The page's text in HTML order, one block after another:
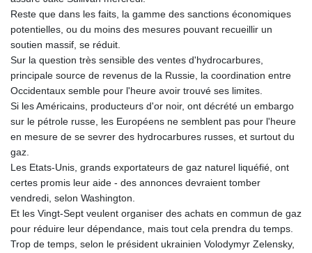
Reste que dans les faits, la gamme des sanctions économiques
potentielles, ou du moins des mesures pouvant recueillir un
soutien massif, se réduit.
Sur la question très sensible des ventes d'hydrocarbures,
principale source de revenus de la Russie, la coordination entre
Occidentaux semble pour l'heure avoir trouvé ses limites.
Si les Américains, producteurs d'or noir, ont décrété un embargo
sur le pétrole russe, les Européens ne semblent pas pour l'heure
en mesure de se sevrer des hydrocarbures russes, et surtout du
gaz.
Les Etats-Unis, grands exportateurs de gaz naturel liquéfié, ont
certes promis leur aide - des annonces devraient tomber
vendredi, selon Washington.
Et les Vingt-Sept veulent organiser des achats en commun de gaz
pour réduire leur dépendance, mais tout cela prendra du temps.
Trop de temps, selon le président ukrainien Volodymyr Zelensky,